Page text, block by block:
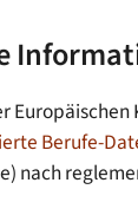
Europäischen
Berufe-
nach